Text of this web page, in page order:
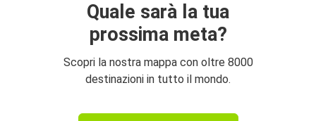
Quale sarà la tua
prossima meta?
Scopri la nostra mappa con oltre 8000
destinazioni in tutto il mondo.